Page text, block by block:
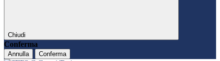
Chiudi
Conferma
Annulla Conferma